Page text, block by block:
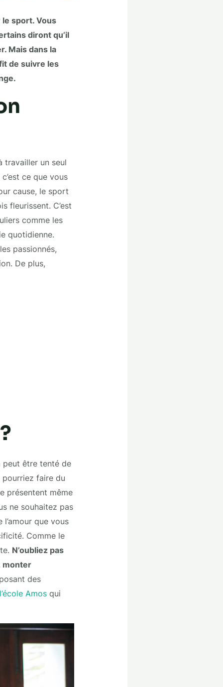
sport. Vous
diront qu’il
Mais dans la
de suivre les
travailler un seul
ce que vous
cause, le sport
fleurissent. C’est
comme les
quotidienne.
passionnés,
De plus,
peut être tenté de
pourriez faire du
présentent même
ne souhaitez pas
que vous
Comme le
N’oubliez pas
monter
des
Amosqui